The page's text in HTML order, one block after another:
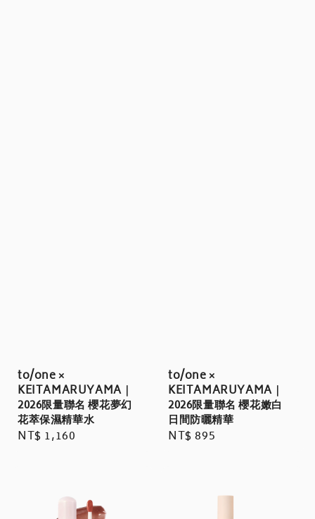
to/one ×
KEITAMARUYAMA｜
2026限量聯名 櫻花夢幻
花萃保濕精華水
Regular
NT$ 1,160
to/one ×
KEITAMARUYAMA｜
2026限量聯名 櫻花嫩白
日間防曬精華
Regular
NT$ 895